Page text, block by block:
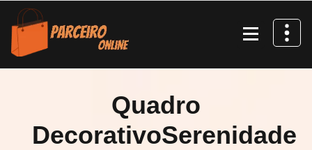
Pular
para
conteúdo
Quadro
DecorativoSerenidade